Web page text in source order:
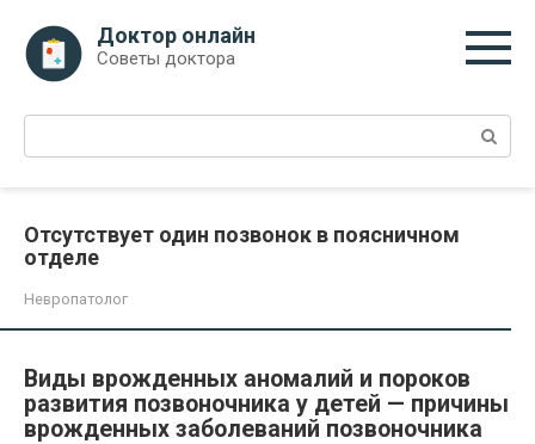
контенту
Доктор онлайн
Советы доктора
Поиск:
Отсутствует один позвонок в поясничном
отделе
Невропатолог
Виды врожденных аномалий и пороков
развития позвоночника у детей — причины
врожденных заболеваний позвоночника